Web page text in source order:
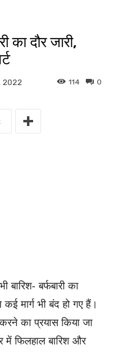
का दौर जारी,
2022 0
114
बारिश- बर्फबारी का
मार्ग भी बंद हो गए हैं।
करने का प्रयास किया जा
में फिलहाल बारिश और